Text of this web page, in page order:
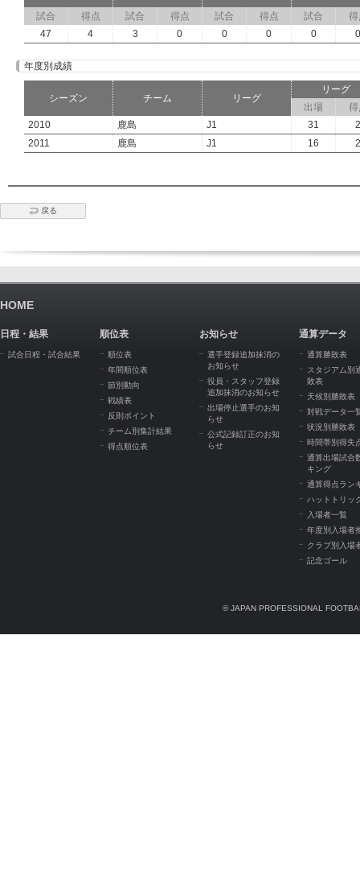
試合
得点 試合 得点 試合 得点 試合
得
47
4 3 0 0 0 0 0
年度別成績
シーズン チーム リーグ
リーグ
出場
得
2010
鹿島 J1 31
2
2011
鹿島 J1 16 2
戻る
HOME
日程・結果
試合日程・試合結果
順位表
順位表
年間順位表
節別動向
戦績表
反則ポイント
チーム別集計結果
得点順位表
お知らせ
選手登録追加抹消の
お知らせ
役員・スタッフ登録
追加抹消のお知らせ
出場停止選手のお知
らせ
公式記録訂正のお知
らせ
通算データ
通算勝敗表
スタジアム別
敗表
天候別勝敗表
対戦データ一
状況別勝敗表
時間帯別得失
通算出場試合
キング
通算得点ラン
ハットトリッ
入場者一覧
年度別入場者
クラブ別入場
記念ゴール
© JAPAN PROFESSIONAL